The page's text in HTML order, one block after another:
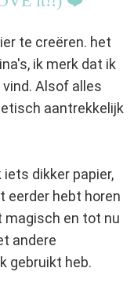
te creëren. het
ik merk dat ik
Alsof alles
aantrekkelijk
dikker papier,
eerder hebt horen
magisch en tot nu
andere
gebruikt heb.